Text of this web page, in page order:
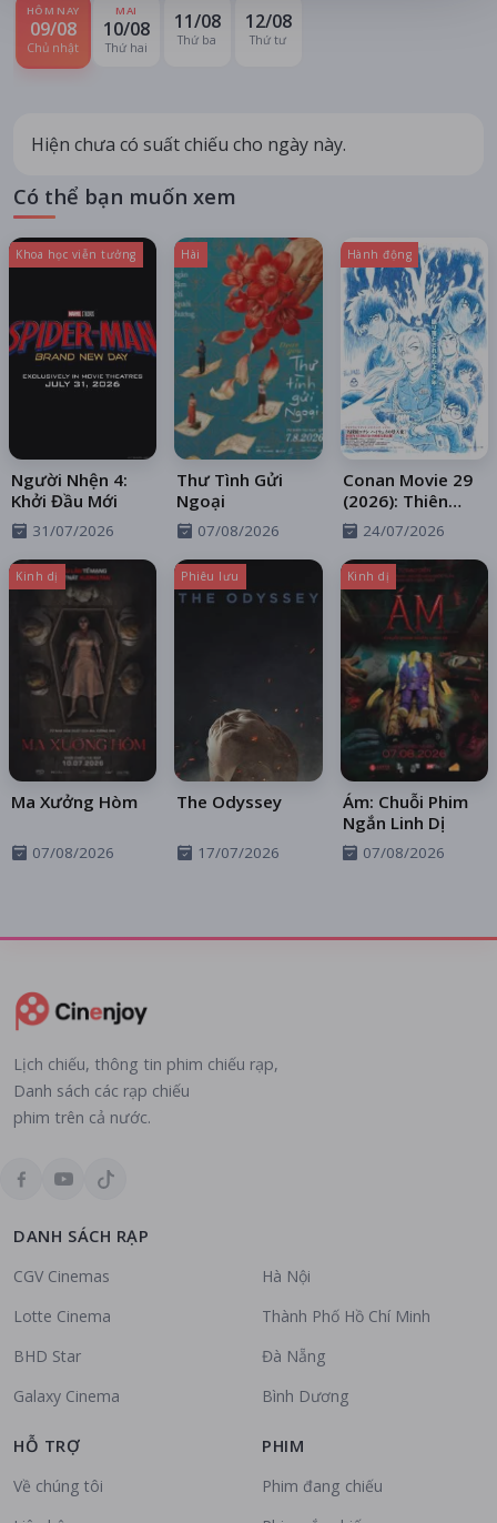
HÔM NAY
09/08
Chủ nhật
MAI
10/08
Thứ hai
11/08
Thứ ba
12/08
Thứ tư
Hiện chưa có suất chiếu cho ngày này.
Có thể bạn muốn xem
Khoa học viễn tưởng
Người Nhện 4:
Khởi Đầu Mới
31/07/2026
Hài
Thư Tình Gửi
Ngoại
07/08/2026
Hành động
Conan Movie 29
(2026): Thiên
Thần Sa Ngã
Trên Xa Lộ
24/07/2026
Kinh dị
Ma Xưởng Hòm
07/08/2026
Phiêu lưu
The Odyssey
17/07/2026
Kinh dị
Ám: Chuỗi Phim
Ngắn Linh Dị
07/08/2026
Lịch chiếu, thông tin phim chiếu rạp,
Danh sách các rạp chiếu
phim trên cả nước.
DANH SÁCH RẠP
CGV Cinemas
Lotte Cinema
BHD Star
Galaxy Cinema
Hà Nội
Thành Phố Hồ Chí Minh
Đà Nẵng
Bình Dương
HỖ TRỢ
Về chúng tôi
PHIM
Phim đang chiếu